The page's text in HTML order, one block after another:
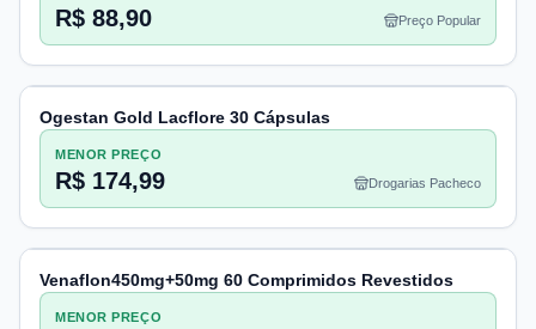
R$ 88,90 Preço Popular
Ogestan Gold Lacflore 30 Cápsulas
MENOR PREÇO
R$ 174,99 Drogarias Pacheco
Venaflon450mg+50mg 60 Comprimidos Revestidos
MENOR PREÇO